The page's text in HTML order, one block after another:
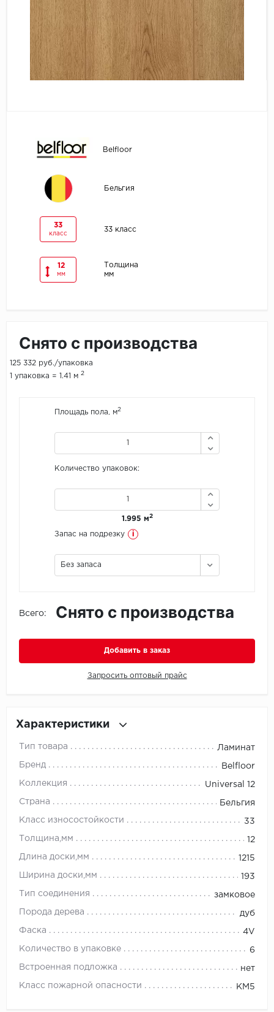
Decoria
Dolce Flooring
ECO Parquet
Jinan PDM
LG Decotile
Lucky Floor
Made in Belgium
Next Step
Novafloor
Primavera
ROYCE
SPC
Belfloor
Бельгия
33
класс
33 класс
12
мм
Толщина
мм
Снято с производства
125 332 руб./упаковка
1 упаковка = 1.41 м 2
Площадь пола, м2
Количество упаковок:
1.995 м2
Запас на подрезку i
Без запаса
Всего: Снято с производства
Добавить в заказ
Запросить оптовый прайс
Характеристики
Тип товара Ламинат
Бренд Belfloor
Коллекция Universal 12
Страна Бельгия
Класс износостойкости 33
Толщина,мм 12
Длина доски,мм 1215
Ширина доски,мм 193
Тип соединения замковое
Порода дерева дуб
Фаска 4V
Количество в упаковке 6
Встроенная подложка нет
Класс пожарной опасности КМ5